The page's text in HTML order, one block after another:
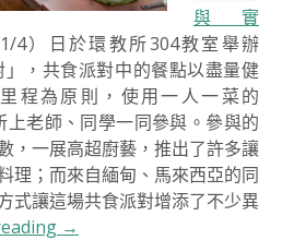
與實
4）日於環教所304教室舉辦
」，共食派對中的餐點以盡量健
程為原則，使用一人一菜的
老師、同學一同參與。參與的
，一展高超廚藝，推出了許多讓
理；而來自緬甸、馬來西亞的同
式讓這場共食派對增添了不少異
“2017
→